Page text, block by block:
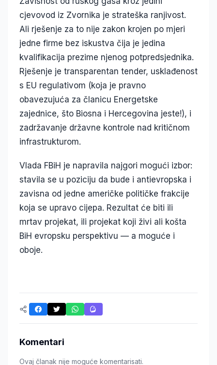
cjevovod iz Zvornika je strateška ranjivost.
Ali rješenje za to nije zakon krojen po mjeri
jedne firme bez iskustva čija je jedina
kvalifikacija prezime njenog potpredsjednika.
Rješenje je transparentan tender, usklađenost
s EU regulativom (koja je pravno
obavezujuća za članicu Energetske
zajednice, što Biosna i Hercegovina jeste!), i
zadržavanje državne kontrole nad kritičnom
infrastrukturom.
Vlada FBiH je napravila najgori mogući izbor:
stavila se u poziciju da bude i antievropska i
zavisna od jedne američke političke frakcije
koja se upravo cijepa. Rezultat će biti ili
mrtav projekat, ili projekat koji živi ali košta
BiH evropsku perspektivu — a moguće i
oboje.
Komentari
Ovaj članak nije moguće komentarisati.